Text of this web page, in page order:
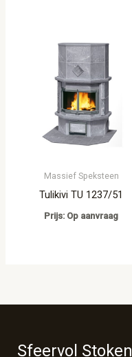
Massief Speksteen
Tulikivi TU 1237/51
Prijs: Op aanvraag
Sfeervol Stoken